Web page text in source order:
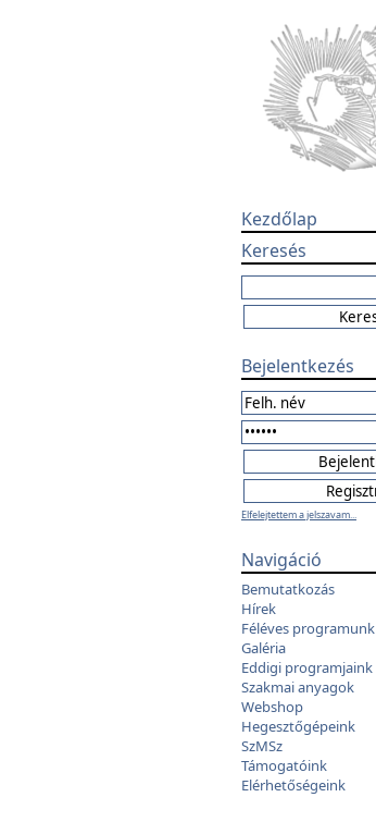
Kezdőlap
Keresés
Bejelentkezés
Elfelejtettem a jelszavam...
Navigáció
Bemutatkozás
Hírek
Féléves programunk
Galéria
Eddigi programjaink
Szakmai anyagok
Webshop
Hegesztőgépeink
SzMSz
Támogatóink
Elérhetőségeink